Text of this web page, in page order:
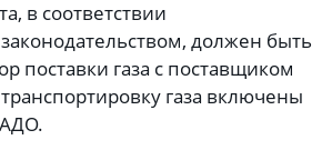
в соответствии
должен быть
поставки газа с поставщиком
газа включены